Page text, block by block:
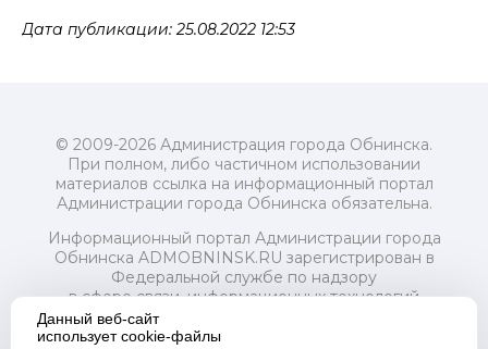
Дата публикации: 25.08.2022 12:53
© 2009-2026 Администрация города Обнинска.
При полном, либо частичном использовании
материалов ссылка на информационный портал
Администрации города Обнинска обязательна.
Информационный портал Администрации города
Обнинска ADMOBNINSK.RU зарегистрирован в
Федеральной службе по надзору
в сфере связи, информационных технологий
и массовых коммуникаций (Роскомнадзор) 24 июля
2018 года.
Данный веб-сайт
использует cookie-файлы